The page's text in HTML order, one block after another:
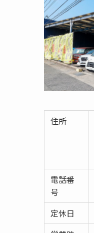
住所
電話番
号
定休日